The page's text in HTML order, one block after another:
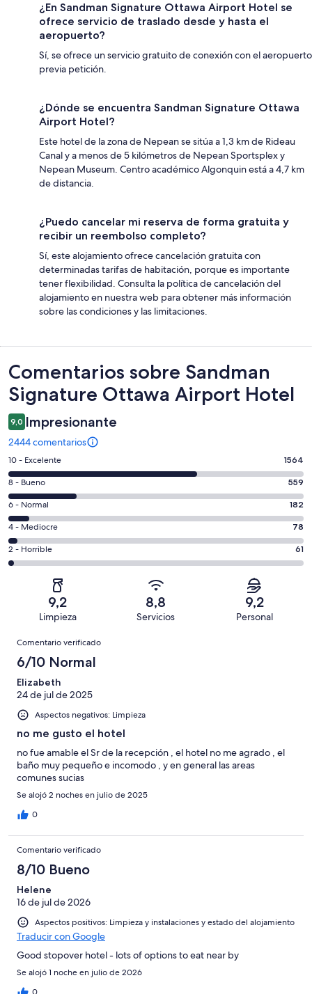
¿En Sandman Signature Ottawa Airport Hotel se
ofrece servicio de traslado desde y hasta el
aeropuerto?
Sí, se ofrece un servicio gratuito de conexión con el aeropuerto
previa petición.
¿Dónde se encuentra Sandman Signature Ottawa
Airport Hotel?
Este hotel de la zona de Nepean se sitúa a 1,3 km de Rideau
Canal y a menos de 5 kilómetros de Nepean Sportsplex y
Nepean Museum. Centro académico Algonquin está a 4,7 km
de distancia.
¿Puedo cancelar mi reserva de forma gratuita y
recibir un reembolso completo?
Sí, este alojamiento ofrece cancelación gratuita con
determinadas tarifas de habitación, porque es importante
tener flexibilidad. Consulta la política de cancelación del
alojamiento en nuestra web para obtener más información
sobre las condiciones y las limitaciones.
Comentarios
Comentarios sobre Sandman
Signature Ottawa Airport Hotel
9,0 Impresionante
2444 comentarios
1564
comentarios
de
un
total
de
2444
con
puntuación
10 - Excelente 1564
559
comentarios
de
un
total
de
puntuación
8 - Bueno 559
182
comentarios
de
un
total
puntuación
Normal
6 - Normal 182
78
comentarios
de
una
puntuación
Mediocre
4 - Mediocre 78
61
comentarios
2444
una
puntuación
de
Horrible
2 - Horrible 61
9,2
Limpieza
8,8
Servicios
9,2
Personal
Comentarios
Comentario verificado
6/10 Normal
Elizabeth
24 de jul de 2025
Aspectos negativos: Limpieza
no me gusto el hotel
no fue amable el Sr de la recepción , el hotel no me agrado , el
baño muy pequeño e incomodo , y en general las areas
comunes sucias
Se alojó 2 noches en julio de 2025
0
Comentario verificado
8/10 Bueno
Helene
16 de jul de 2026
Aspectos positivos: Limpieza y instalaciones y estado del alojamiento
Traducir con Google
Good stopover hotel - lots of options to eat near by
Se alojó 1 noche en julio de 2026